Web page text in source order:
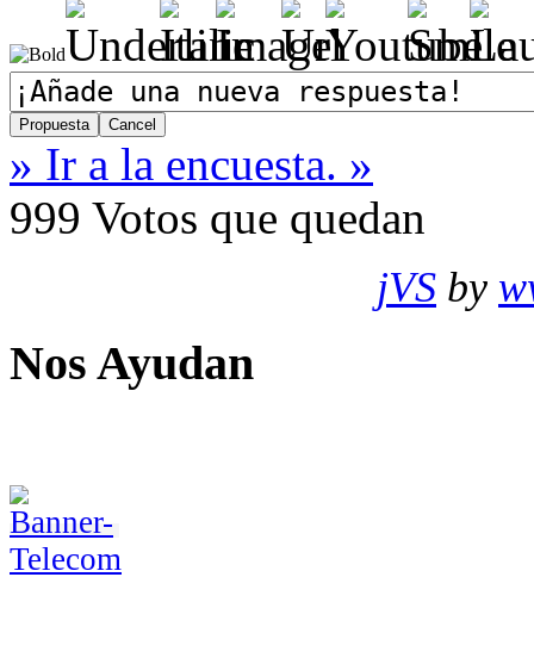
» Ir a la encuesta. »
999 Votos que quedan
jVS by
Nos Ayudan